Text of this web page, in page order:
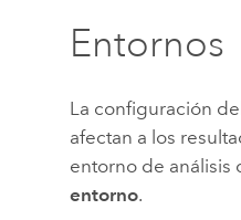
Entornos
La configuración
afectan a los
entorno de
entorno.